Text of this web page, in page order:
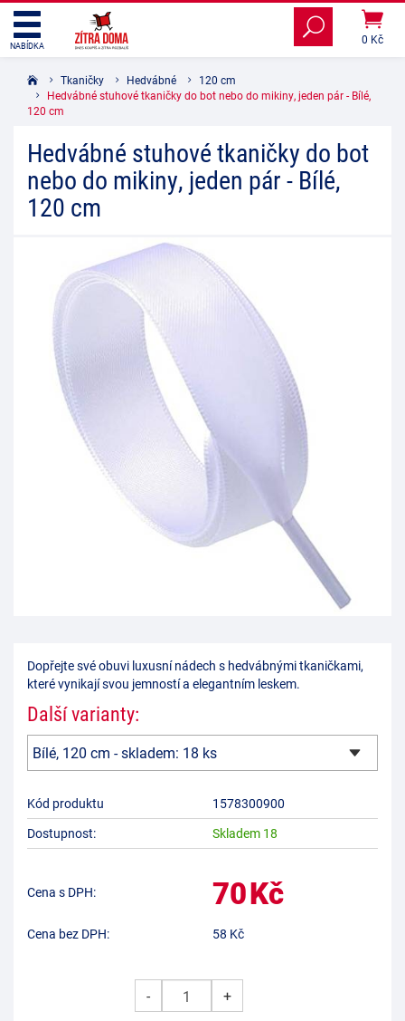
0 Kč
NABÍDKA
Tkaničky Hedvábné
120 cm
Hedvábné stuhové tkaničky do bot nebo do mikiny, jeden pár - Bílé,
120 cm
Hedvábné stuhové tkaničky do bot
nebo do mikiny, jeden pár - Bílé,
120 cm
Dopřejte své obuvi luxusní nádech s hedvábnými tkaničkami,
které vynikají svou jemností a elegantním leskem.
Další varianty:
Kód produktu
1578300900
Dostupnost:
Skladem 18
Cena s DPH: 70Kč
Cena bez DPH: 58 Kč
- +